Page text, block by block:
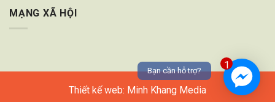
MẠNG XÃ HỘI
Thiết kế web: Minh Khang Media
1
Bạn cần hỗ trợ?